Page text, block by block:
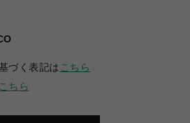
づく表記は こちら
こちら